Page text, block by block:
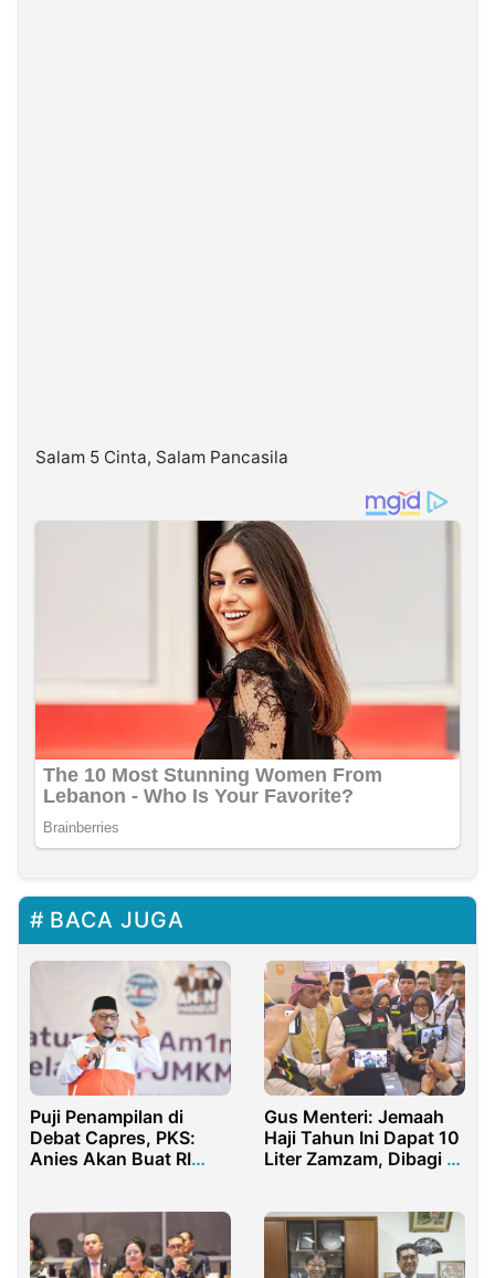
Salam 5 Cinta, Salam Pancasila
BACA JUGA
Puji Penampilan di
Debat Capres, PKS:
Anies Akan Buat RI
Gus Menteri: Jemaah
Haji Tahun Ini Dapat 10
Liter Zamzam, Dibagi di